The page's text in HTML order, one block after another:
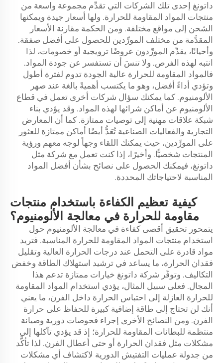
داتونغ إحدى تلك الشركات التي تقدِّم مجموعة واسعة من
منتجات المواد المقاومة للحرارة. ولها أسعار جيدة ويمكنها
الشحن إلى مواقع مختلفة. ومن الحكمة مقارنة الأسعار
المقدَّمة من مختلف المورِّدين للحصول على أفضل صفقة.
وأحيانًا، يقدِّم المورِّدون عروضًا ترويجية أو خصومات، لذا
انتبه لهذه الفرص. ولا تنسَ أن تستفسر عن جودة المواد.
فالمواد المقاومة للحرارة عالية الجودة تدوم لفترة أطول
وتؤدي أداءً أفضل، وهو ما يكتسب أهميةً بالغة عند صهر
الألومنيوم. كما يمكنك سؤال شركات أخرى تعمل في قطاع
الألومنيوم عن أماكن شرائها لهذه المواد. وقد يؤدي بناء
شبكة علاقات مهنية إلى توصيات ممتازة. كما أن المعارض
التجارية والفعاليات الصناعية تُعَدُّ أيضًا أماكن ممتازة للعثور
على المورِّدين، حيث يمكنك اللقاء وجهاً لوجه معهم ورؤية
المنتجات شخصيًّا. وأخيرًا، إذا كنت تعمل مع شركة مثل
داتونغ، فيمكنك الحصول على نصائح بشأن أفضل المواد
المناسبة لاحتياجاتك المحددة.
كيفية تعظيم الكفاءة باستخدام منتجات
مقاومة للحرارة في معالجة الألومنيوم؟
يتمحور تحقيق أقصى كفاءة في معالجة الألومنيوم حول
استخدام منتجات المواد المقاومة للحرارة المناسبة. فتريد
مواد قادرة على التحمل عند درجات الحرارة العالية وتقليل
فقدان الحرارة، ما يساعد في ترشيد استهلاك الطاقة وخفض
التكاليف. وتوفّر شركة داتونغ خيارات ممتازة تدعم هذا
المجال. فعلى سبيل المثال، يؤدي استخدام المواد المقاومة
للحرارة العازلة إلى احتباس الحرارة داخل الفرن، ما يعني
أنك لن تحتاج إلى طاقة إضافية كبيرة للحفاظ على حرارة
الفرن. ومن النصائح الأخرى إجراء فحوصات دورية وصيانة
منتظمة للبطانات المقاومة للحرارة؛ إذ قد يؤدي تآكلها إلى
مشكلات مثل فقدان الحرارة أو حتى أعطال الفرن. لذا تأكَّد
من جدولة عمليات التفتيش الدورية لاكتشاف أي مشكلات